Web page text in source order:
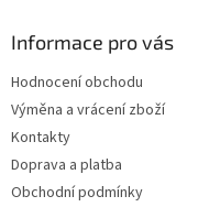
Informace pro vás
Hodnocení obchodu
Výměna a vrácení zboží
Kontakty
Doprava a platba
Obchodní podmínky